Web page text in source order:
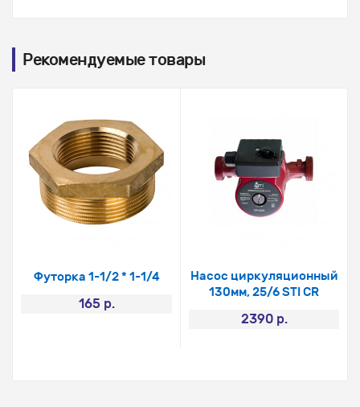
Рекомендуемые товары
Футорка 1-1/2 * 1-1/4
165 р.
Насос циркуляционный
130мм, 25/6 STI CR
2390 р.